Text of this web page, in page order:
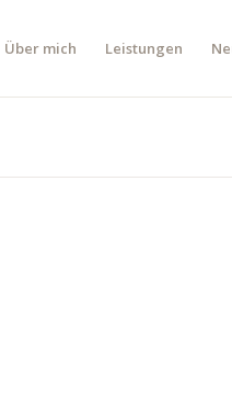
Über mich Leistungen